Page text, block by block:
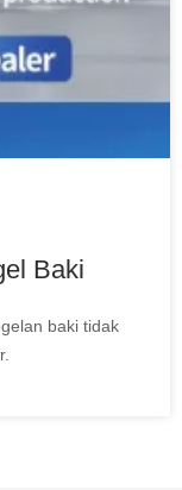
Baki
baki tidak